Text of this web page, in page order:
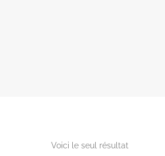
Voici le seul résultat